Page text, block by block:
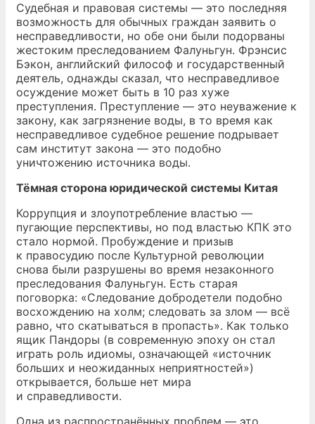
Судебная и правовая системы — это последняя
возможность для обычных граждан заявить о
несправедливости, но обе они были подорваны
жестоким преследованием Фалуньгун. Фрэнсис
Бэкон, английский философ и государственный
деятель, однажды сказал, что несправедливое
осуждение может быть в 10 раз хуже
преступления. Преступление — это неуважение к
закону, как загрязнение воды, в то время как
несправедливое судебное решение подрывает
сам институт закона — это подобно
уничтожению источника воды.
Тёмная сторона юридической системы Китая
Коррупция и злоупотребление властью —
пугающие перспективы, но под властью КПК это
стало нормой. Пробуждение и призыв
к правосудию после Культурной революции
снова были разрушены во время незаконного
преследования Фалуньгун. Есть старая
поговорка: «Следование добродетели подобно
восхождению на холм; следовать за злом — всё
равно, что скатываться в пропасть». Как только
ящик Пандоры (в современную эпоху он стал
играть роль идиомы, означающей «источник
больших и неожиданных неприятностей»)
открывается, больше нет мира
и справедливости.
Одна из распространённых проблем — это